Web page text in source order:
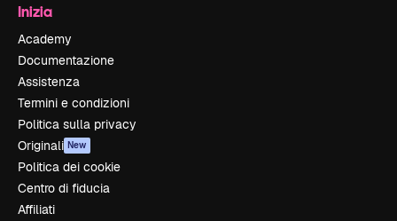
Inizia
Academy
Documentazione
Assistenza
Termini e condizioni
Politica sulla privacy
Originali New
Politica dei cookie
Centro di fiducia
Affiliati